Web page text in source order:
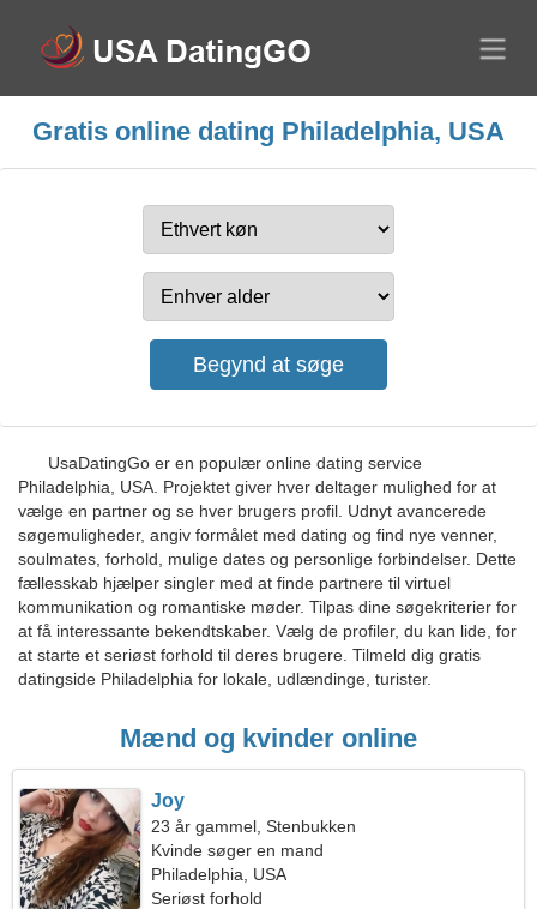
Gratis online dating Philadelphia, USA
UsaDatingGo er en populær online dating service
Philadelphia, USA. Projektet giver hver deltager mulighed for at
vælge en partner og se hver brugers profil. Udnyt avancerede
søgemuligheder, angiv formålet med dating og find nye venner,
soulmates, forhold, mulige dates og personlige forbindelser. Dette
fællesskab hjælper singler med at finde partnere til virtuel
kommunikation og romantiske møder. Tilpas dine søgekriterier for
at få interessante bekendtskaber. Vælg de profiler, du kan lide, for
at starte et seriøst forhold til deres brugere. Tilmeld dig gratis
datingside Philadelphia for lokale, udlændinge, turister.
Mænd og kvinder online
Joy
23 år gammel, Stenbukken
Kvinde søger en mand
Philadelphia, USA
Seriøst forhold